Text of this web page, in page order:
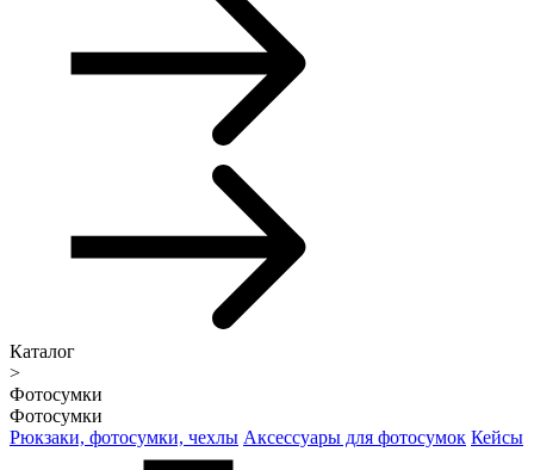
Каталог
>
Фотосумки
Фотосумки
Рюкзаки, фотосумки, чехлы Аксессуары для фотосумок Кейсы